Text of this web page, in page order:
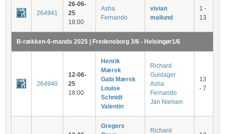
264941
26-06-
25
18:00
Asha
Fernando
vivian
mailund
1 -
13
B-rækken-6-mands 2025 | Fredensborg 3/6 - Helsingør1/6
264940
12-06-
25
18:00
Henrik
Mærsk
Gabi Mærsk
Louise
Schnidt
Valentin
Richard
Guldager
Asha
Fernando
Jan Nielsen
13
- 7
Gregers
Richard